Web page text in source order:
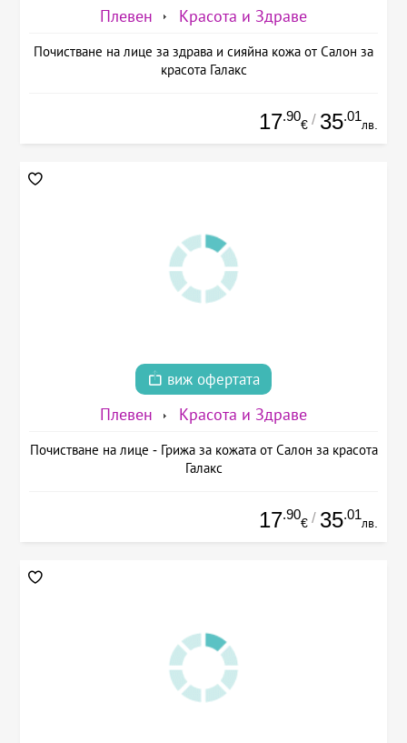
Плевен Красота и Здраве
Почистване на лице за здрава и сияйна кожа от Салон за
красота Галакс
17.90
€ / 35.01
лв.
виж офертата
Плевен Красота и Здраве
Почистване на лице - Грижа за кожата от Салон за красота
Галакс
17.90
€ / 35.01
лв.